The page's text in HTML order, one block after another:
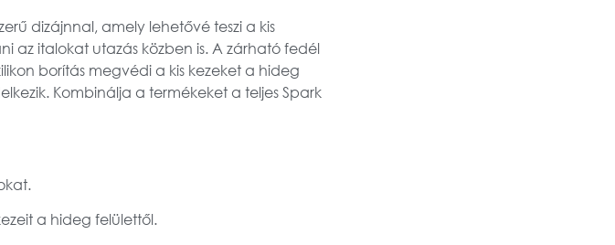
dizájnnal, amely lehetővé teszi a kis
az italokat utazás közben is. A zárható fedél
borítás megvédi a kis kezeket a hideg
Kombinálja a termékeket a teljes Spark
a hideg felülettől.